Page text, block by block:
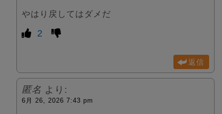
やはり戻してはダメだ
2
返信
匿名 より:
6月 26, 2026 7:43 pm